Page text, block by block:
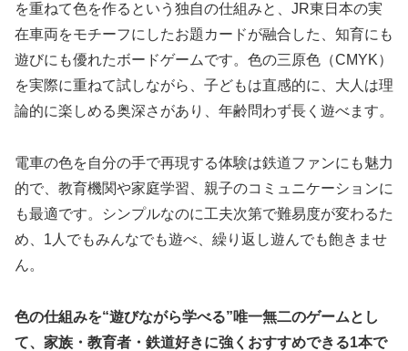
を重ねて色を作るという独自の仕組みと、JR東日本の実
在車両をモチーフにしたお題カードが融合した、知育にも
遊びにも優れたボードゲームです。色の三原色（CMYK）
を実際に重ねて試しながら、子どもは直感的に、大人は理
論的に楽しめる奥深さがあり、年齢問わず長く遊べます。
電車の色を自分の手で再現する体験は鉄道ファンにも魅力
的で、教育機関や家庭学習、親子のコミュニケーションに
も最適です。シンプルなのに工夫次第で難易度が変わるた
め、1人でもみんなでも遊べ、繰り返し遊んでも飽きませ
ん。
色の仕組みを“遊びながら学べる”唯一無二のゲームとし
て、家族・教育者・鉄道好きに強くおすすめできる1本で